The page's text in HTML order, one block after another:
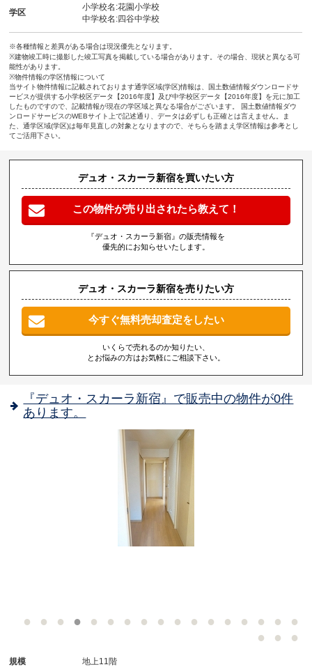
学区
小学校名:花園小学校
中学校名:四谷中学校
※各種情報と差異がある場合は現況優先となります。
※建物竣工時に撮影した竣工写真を掲載している場合があります。その場合、現状と異なる可
能性があります。
※物件情報の学区情報について
当サイト物件情報に記載されております通学区域(学区)情報は、国土数値情報ダウンロードサ
ービスが提供する小学校区データ【2016年度】及び中学校区データ【2016年度】を元に加工
したものですので、記載情報が現在の学区域と異なる場合がございます。 国土数値情報ダウ
ンロードサービスのWEBサイト上で記述通り、データは必ずしも正確とは言えません。ま
た、通学区域(学区)は毎年見直しの対象となりますので、そちらを踏まえ学区情報は参考とし
てご活用下さい。
デュオ・スカーラ新宿を買いたい方
この物件が売り出されたら教えて！
『デュオ・スカーラ新宿』の販売情報を
優先的にお知らせいたします。
デュオ・スカーラ新宿を売りたい方
今すぐ無料売却査定をしたい
いくらで売れるのか知りたい、
とお悩みの方はお気軽にご相談下さい。
『デュオ・スカーラ新宿』で販売中の物件が0件
あります。
規模 地上11階